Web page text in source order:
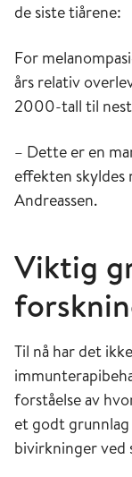
de siste tiårene:
For
års relativ
2000-tall til
– Dette er en
effekten
Andreassen.
Viktig
Til nå har det
forståelse av
et godt
bivirkninger ved